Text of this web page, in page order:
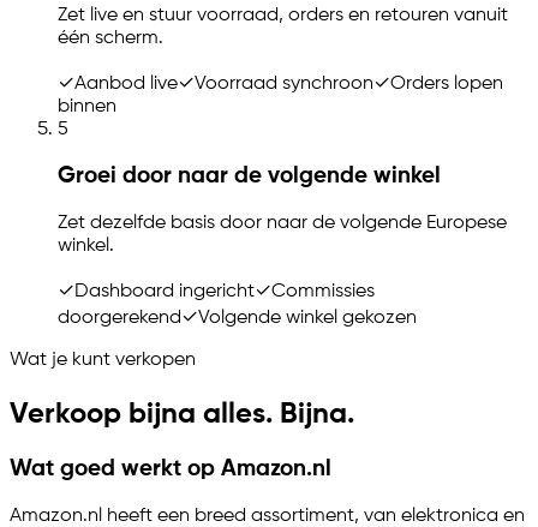
Zet live en stuur voorraad, orders en retouren vanuit
één scherm.
✓Aanbod live✓Voorraad synchroon✓Orders lopen
binnen
5
Groei door naar de volgende winkel
Zet dezelfde basis door naar de volgende Europese
winkel.
✓Dashboard ingericht✓Commissies
doorgerekend ✓Volgende winkel gekozen
Wat je kunt verkopen
Verkoop bijna alles. Bijna.
Wat goed werkt op Amazon.nl
Amazon.nl heeft een breed assortiment, van elektronica en